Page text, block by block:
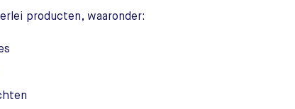
producten, waaronder: